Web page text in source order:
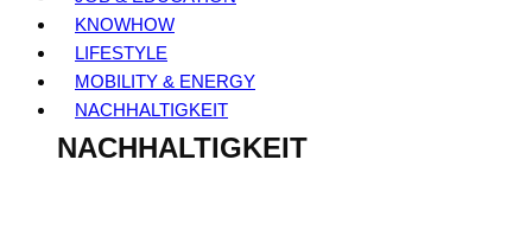
KNOWHOW
LIFESTYLE
MOBILITY & ENERGY
NACHHALTIGKEIT
NACHHALTIGKEIT